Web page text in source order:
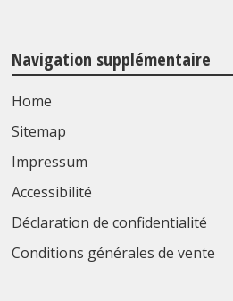
Navigation supplémentaire
Home
Sitemap
Impressum
Accessibilité
Déclaration de confidentialité
Conditions générales de vente